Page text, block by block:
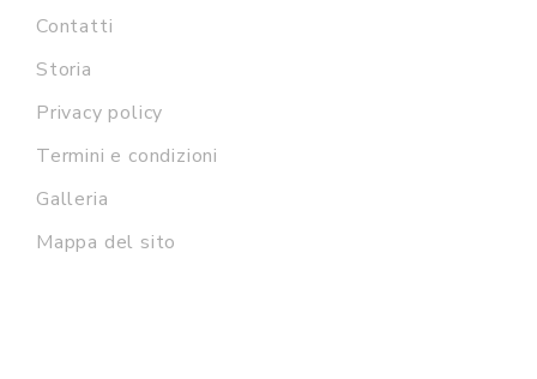
Contatti
Storia
Privacy policy
Termini e condizioni
Galleria
Mappa del sito